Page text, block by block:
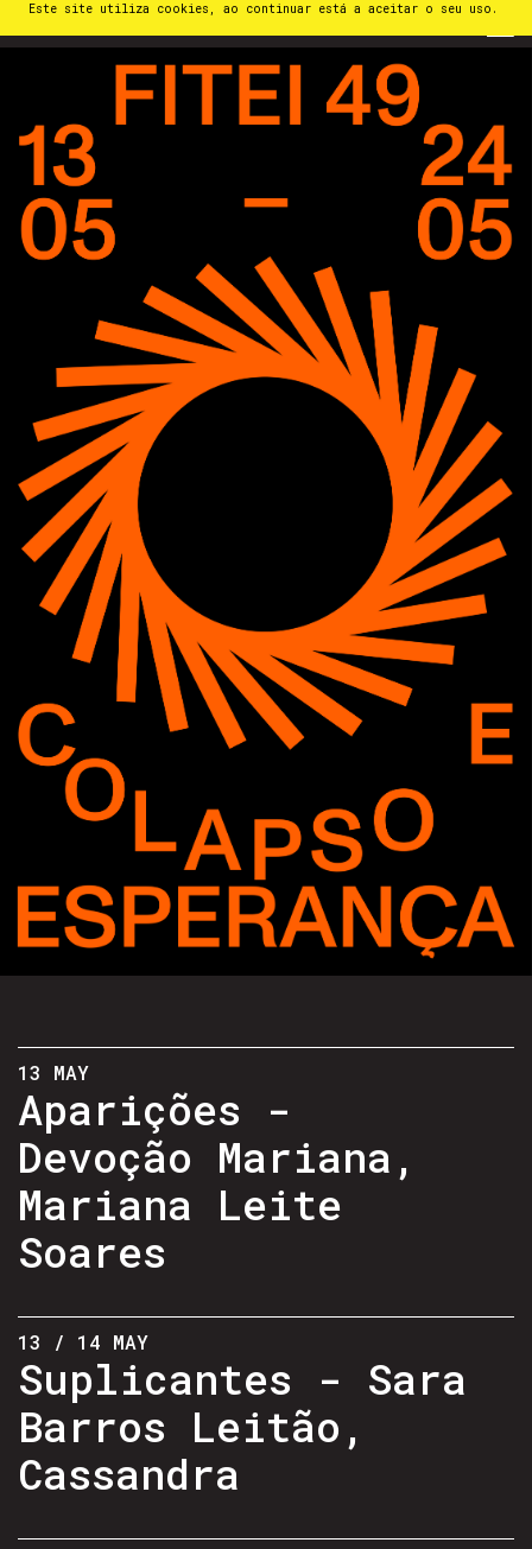
Este site utiliza cookies, ao continuar está a aceitar o seu uso.
13 MAY
Aparições -
Devoção Mariana,
Mariana Leite
Soares
13 / 14 MAY
Suplicantes - Sara
Barros Leitão,
Cassandra